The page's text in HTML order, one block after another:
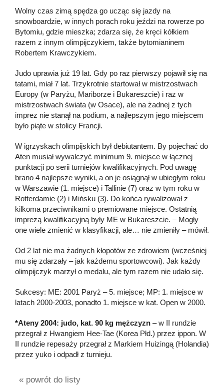
Wolny czas zimą spędza go ucząc się jazdy na
snowboardzie, w innych porach roku jeździ na rowerze po
Bytomiu, gdzie mieszka; zdarza się, że kręci kółkiem
razem z innym olimpijczykiem, także bytomianinem
Robertem Krawczykiem.
Judo uprawia już 19 lat. Gdy po raz pierwszy pojawił się na
tatami, miał 7 lat. Trzykrotnie startował w mistrzostwach
Europy (w Paryżu, Mariborze i Bukareszcie) i raz w
mistrzostwach świata (w Osace), ale na żadnej z tych
imprez nie stanął na podium, a najlepszym jego miejscem
było piąte w stolicy Francji.
W igrzyskach olimpijskich był debiutantem. By pojechać do
Aten musiał wywalczyć minimum 9. miejsce w łącznej
punktacji po serii turniejów kwalifikacyjnych. Pod uwagę
brano 4 najlepsze wyniki, a on je osiągnął w ubiegłym roku
w Warszawie (1. miejsce) i Tallinie (7) oraz w tym roku w
Rotterdamie (2) i Mińsku (3). Do końca rywalizował z
kilkoma przeciwnikami o premiowane miejsce. Ostatnią
imprezą kwalifikacyjną były ME w Bukareszcie. – Mogły
one wiele zmienić w klasyfikacji, ale… nie zmieniły – mówił.
Od 2 lat nie ma żadnych kłopotów ze zdrowiem (wcześniej
mu się zdarzały – jak każdemu sportowcowi). Jak każdy
olimpijczyk marzył o medalu, ale tym razem nie udało się.
Sukcesy: ME: 2001 Paryż – 5. miejsce; MP: 1. miejsce w
latach 2000-2003, ponadto 1. miejsce w kat. Open w 2000.
*Ateny 2004: judo, kat. 90 kg mężczyzn – w II rundzie
przegrał z Hwangiem Hee-Tae (Korea Płd.) przez ippon. W
II rundzie repesaży przegrał z Markiem Huizingą (Holandia)
przez yuko i odpadł z turnieju.
« powrót do listy